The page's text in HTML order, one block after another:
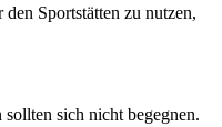
Sportstätten zu nutzen,
sich nicht begegnen.